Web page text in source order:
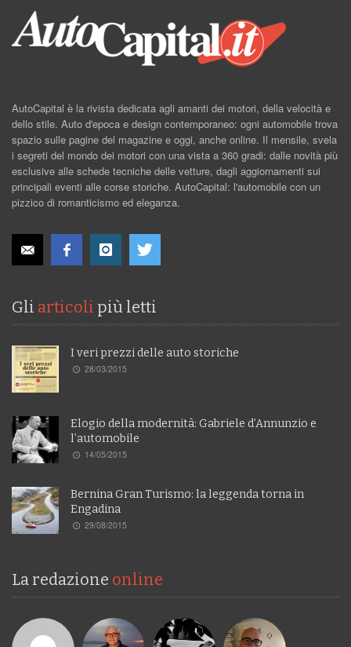
AutoCapital è la rivista dedicata agli amanti dei motori, della velocità e
dello stile. Auto d'epoca e design contemporaneo: ogni automobile trova
spazio sulle pagine del magazine e oggi, anche online. Il mensile, svela
i segreti del mondo dei motori con una vista a 360 gradi: dalle novità più
esclusive alle schede tecniche delle vetture, dagli aggiornamenti sui
principali eventi alle corse storiche. AutoCapital: l'automobile con un
pizzico di romanticismo ed eleganza.
Gli articoli più letti
I veri prezzi delle auto storiche
28/03/2015
Elogio della modernità: Gabriele d’Annunzio e
l’automobile
14/05/2015
Bernina Gran Turismo: la leggenda torna in
Engadina
29/08/2015
La redazione online